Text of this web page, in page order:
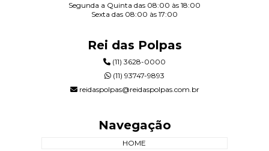
Segunda a Quinta das 08:00 às 18:00
Sexta das 08:00 às 17:00
Rei das Polpas
(11) 3628-0000
(11) 93747-9893
reidaspolpas@reidaspolpas.com.br
Navegação
HOME